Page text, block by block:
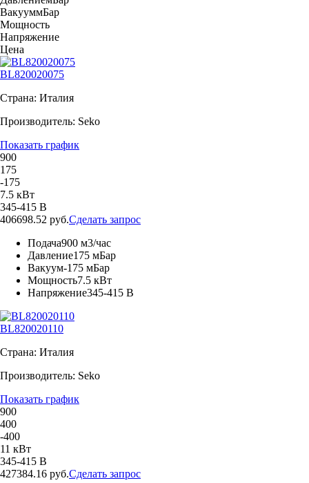
ВакууммБар
Мощность
Напряжение
Цена
BL820020075
Страна: Италия
Производитель: Seko
Показать график
900
175
-175
7.5 кВт
345-415 В
406698.52 руб.Сделать запрос
Подача900 м3/час
Давление175 мБар
Вакуум-175 мБар
Мощность7.5 кВт
Напряжение345-415 В
BL820020110
Страна: Италия
Производитель: Seko
Показать график
900
400
-400
11 кВт
345-415 В
427384.16 руб.Сделать запрос